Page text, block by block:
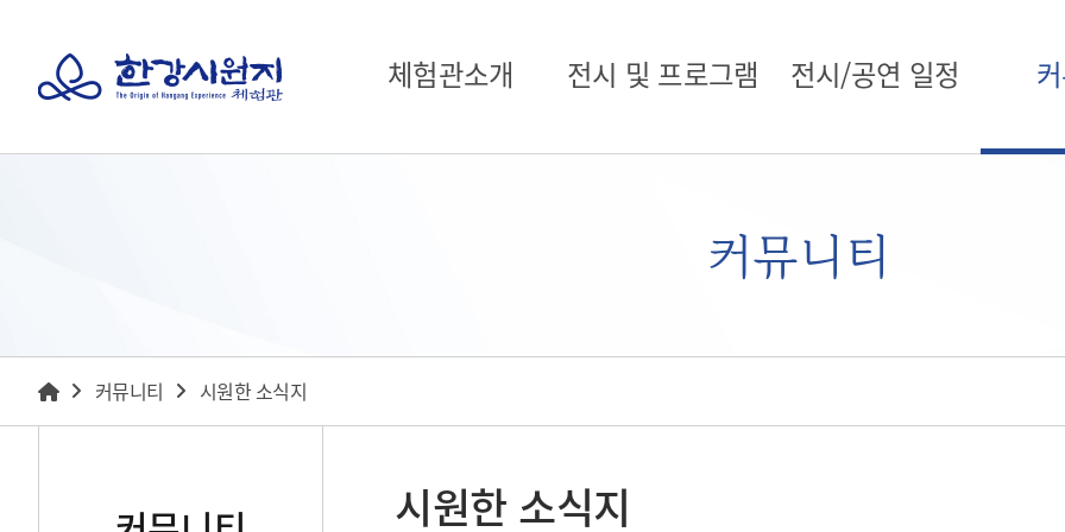
체험관소개 전시 및 프로그램 전시/공연 일정
커뮤니티
커뮤니티 시원한 소식지
시원한 소식지